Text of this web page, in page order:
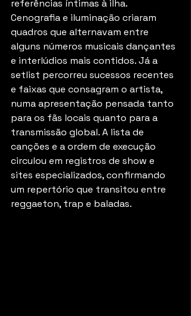
referências íntimas à ilha.
Cenografia e iluminação criaram
quadros que alternavam entre
alguns números musicais dançantes
e interlúdios mais contidos. Já a
setlist percorreu sucessos recentes
e faixas que consagram o artista,
numa apresentação pensada tanto
para os fãs locais quanto para a
transmissão global. A lista de
canções e a ordem de execução
circulou em registros de show e
sites especializados, confirmando
um repertório que transitou entre
reggaeton, trap e baladas.